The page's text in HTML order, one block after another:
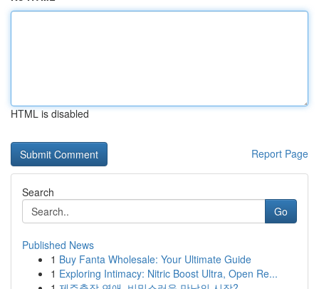
HTML is disabled
Report Page
Search
Go
Published News
1 Buy Fanta Wholesale: Your Ultimate Guide
1 Exploring Intimacy: Nitric Boost Ultra, Open Re...